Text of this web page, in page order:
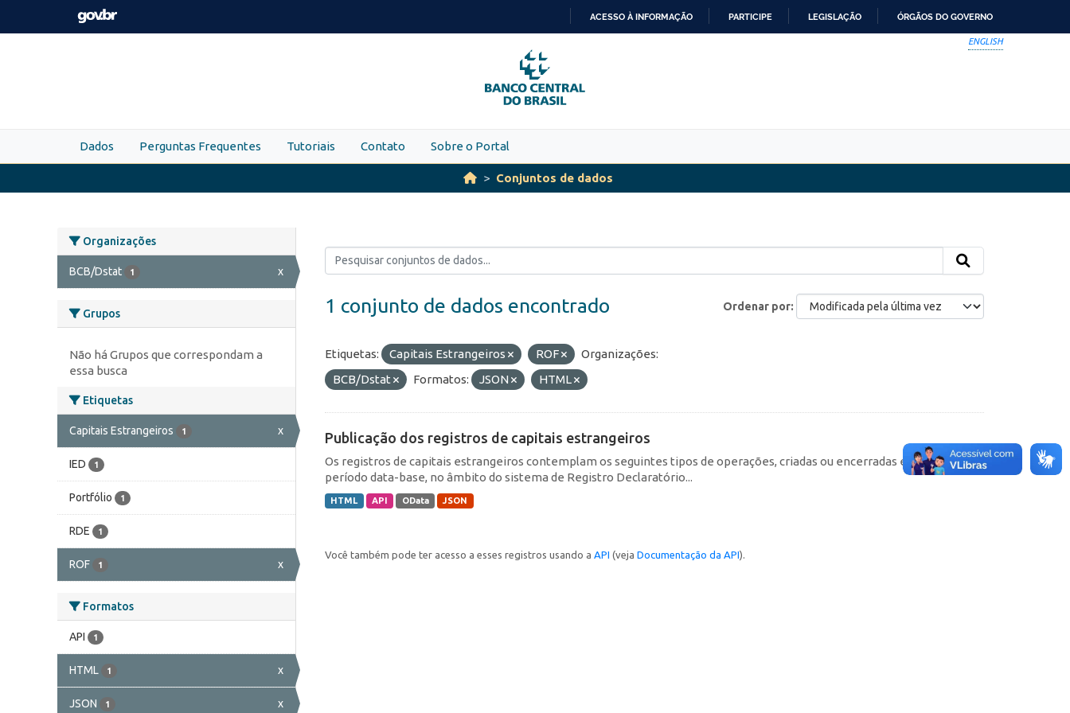
Skip to main content
PARA
O
CONTEÚDO
ACESSO À INFORMAÇÃO PARTICIPE LEGISLAÇÃO ÓRGÃOS DO GOVERNO
ENGLISH
Dados Perguntas Frequentes Tutoriais Contato Sobre o Portal
Conjuntos de dados
Organizações
BCB/Dstat 1 x
Grupos
Não há Grupos que correspondam a
essa busca
Etiquetas
Capitais Estrangeiros 1 x
IED 1
Portfólio 1
RDE 1
ROF 1 x
Formatos
API 1
HTML 1 x
JSON 1 x
Ordenar por
1 conjunto de dados encontrado
Etiquetas: Capitais Estrangeiros ROF
Organizações:
BCB/Dstat
Formatos: JSON HTML
Publicação dos registros de capitais estrangeiros
Os registros de capitais estrangeiros contemplam os seguintes tipos de operações, criadas ou encerradas em cada
período data-base, no âmbito do sistema de Registro Declaratório...
HTML API OData JSON
Você também pode ter acesso a esses registros usando a API (veja Documentação da API).